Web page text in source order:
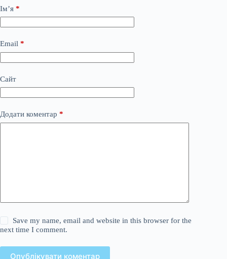
Ім’я *
Email *
Сайт
Додати коментар *
Save my name, email and website in this browser for the
next time I comment.
Опублікувати коментар